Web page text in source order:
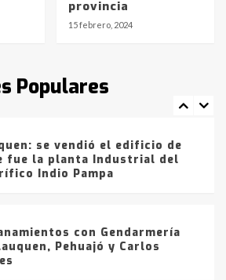
provincia
15 febrero, 2024
Populares
detenidos por
de drogas en la
sábado
se vendió el edificio de
fue la planta Industrial del
Indio Pampa
con Gendarmería
Pehuajó y Carlos